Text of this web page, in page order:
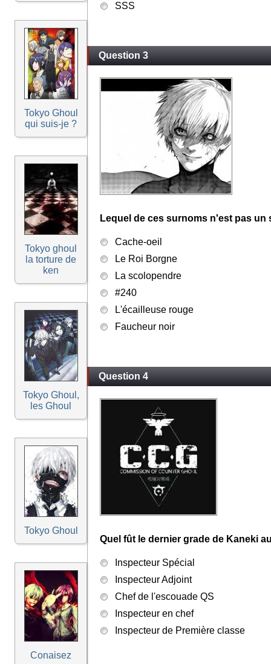
Tokyo Ghoul
qui suis-je ?
Tokyo ghoul
la torture de
ken
Tokyo Ghoul,
les Ghoul
Tokyo Ghoul
Conaisez
SSS
Question 3
Lequel de ces surnoms n'est pas un
Cache-oeil
Le Roi Borgne
La scolopendre
#240
L'écailleuse rouge
Faucheur noir
Question 4
Quel fût le dernier grade de Kaneki
Inspecteur Spécial
Inspecteur Adjoint
Chef de l'escouade QS
Inspecteur en chef
Inspecteur de Première classe